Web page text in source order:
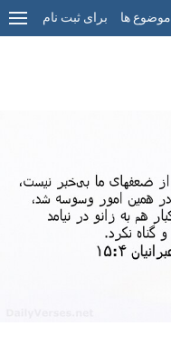
موضوع ها برای ثبت نام